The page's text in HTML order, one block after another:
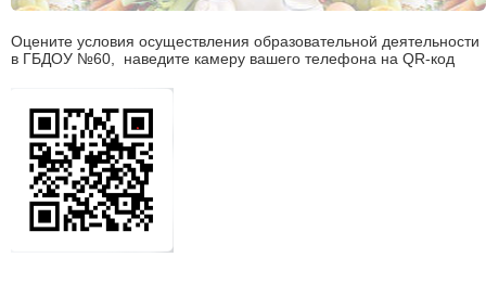
Оцените условия осуществления образовательной деятельности
в ГБДОУ №60, наведите камеру вашего телефона на QR-код